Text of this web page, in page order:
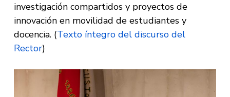
investigación compartidos y proyectos de
innovación en movilidad de estudiantes y
docencia. (Texto íntegro del discurso del
Rector)